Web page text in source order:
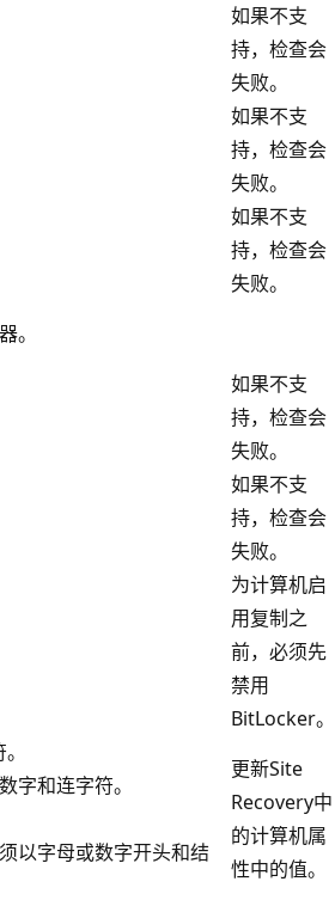
如果不支
持，检查会
失败。
如果不支
持，检查会
失败。
如果不支
持，检查会
失败。
。
如果不支
持，检查会
失败。
如果不支
持，检查会
失败。
为计算机启
用复制之
前，必须先
禁用
BitLocker。
字和连字符。
以字母或数字开头和结
更新Site
Recovery中
的计算机属
性中的值。